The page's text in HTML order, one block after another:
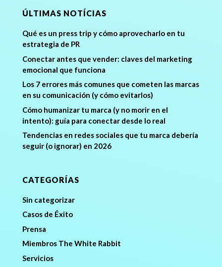
ÚLTIMAS NOTÍCIAS
Qué es un press trip y cómo aprovecharlo en tu
estrategia de PR
Conectar antes que vender: claves del marketing
emocional que funciona
Los 7 errores más comunes que cometen las marcas
en su comunicación (y cómo evitarlos)
Cómo humanizar tu marca (y no morir en el
intento): guía para conectar desde lo real
Tendencias en redes sociales que tu marca debería
seguir (o ignorar) en 2026
CATEGORÍAS
Sin categorizar
Casos de Éxito
Prensa
Miembros The White Rabbit
Servicios